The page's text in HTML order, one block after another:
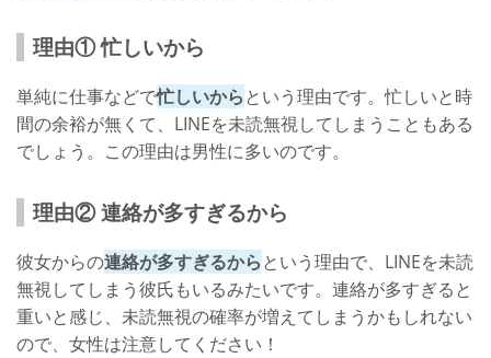
理由① 忙しいから
単純に仕事などで忙しいからという理由です。忙しいと時
間の余裕が無くて、LINEを未読無視してしまうこともある
でしょう。この理由は男性に多いのです。
理由② 連絡が多すぎるから
彼女からの連絡が多すぎるからという理由で、LINEを未読
無視してしまう彼氏もいるみたいです。連絡が多すぎると
重いと感じ、未読無視の確率が増えてしまうかもしれない
ので、女性は注意してください！